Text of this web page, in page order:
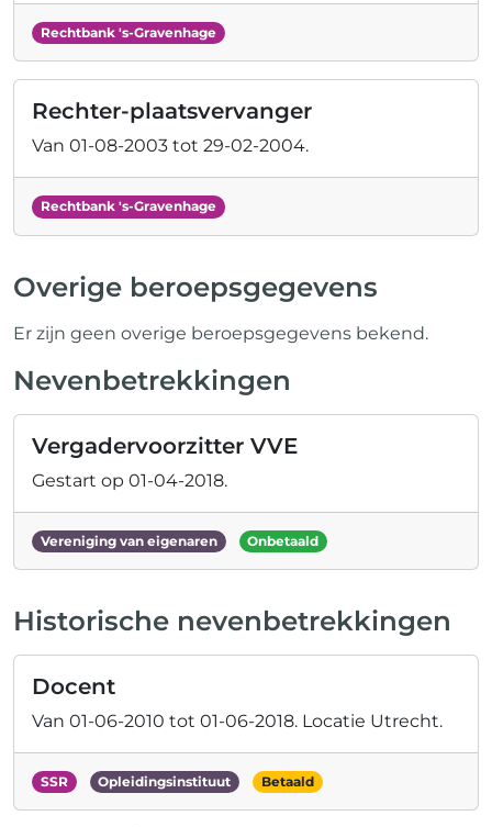
Rechtbank 's-Gravenhage
Rechter-plaatsvervanger
Van 01-08-2003 tot 29-02-2004.
Rechtbank 's-Gravenhage
Overige beroepsgegevens
Er zijn geen overige beroepsgegevens bekend.
Nevenbetrekkingen
Vergadervoorzitter VVE
Gestart op 01-04-2018.
Vereniging van eigenaren Onbetaald
Historische nevenbetrekkingen
Docent
Van 01-06-2010 tot 01-06-2018. Locatie Utrecht.
SSR Opleidingsinstituut Betaald